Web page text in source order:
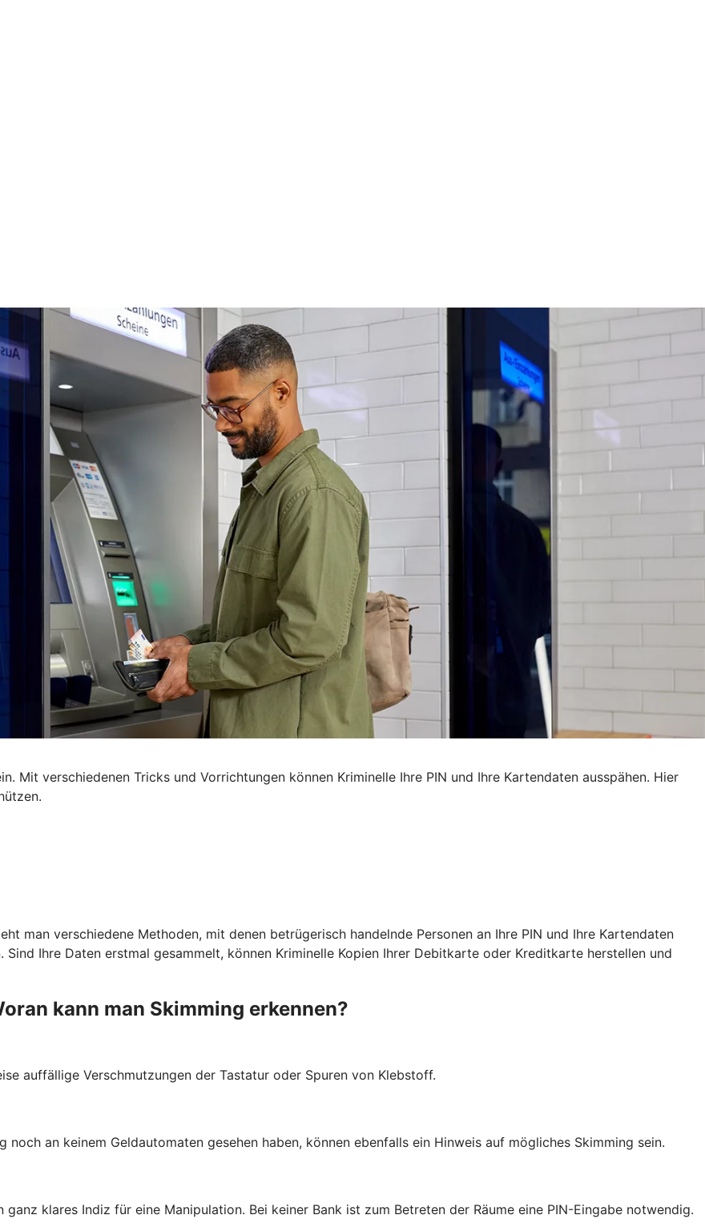
Mit verschiedenen Tricks und Vorrichtungen können Kriminelle Ihre PIN und Ihre Kartendaten ausspähen. Hier
man verschiedene Methoden, mit denen betrügerisch handelnde Personen an Ihre PIN und Ihre Kartendaten
Ihre Daten erstmal gesammelt, können Kriminelle Kopien Ihrer Debitkarte oder Kreditkarte herstellen und
kann man Skimming erkennen?
auffällige Verschmutzungen der Tastatur oder Spuren von Klebstoff.
an keinem Geldautomaten gesehen haben, können ebenfalls ein Hinweis auf mögliches Skimming sein.
klares Indiz für eine Manipulation. Bei keiner Bank ist zum Betreten der Räume eine PIN-Eingabe notwendig.